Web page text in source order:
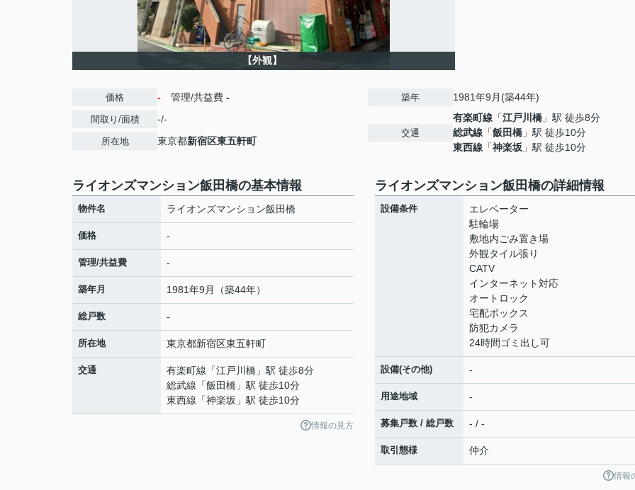
【外観】
価格 - 管理/共益費 -
間取り/面積 -/-
所在地 東京都新宿区東五軒町
築年 1981年9月(築44年)
交通
有楽町線 「江戸川橋 」駅 徒歩8分
総武線 「飯田橋 」駅 徒歩10分
東西線 「神楽坂 」駅 徒歩10分
ライオンズマンション飯田橋の基本情報
物件名 ライオンズマンション飯田橋
価格 -
管理/共益費 -
築年月 1981年9月（築44年）
総戸数 -
所在地 東京都新宿区東五軒町
交通 有楽町線 「江戸川橋 」駅 徒歩8分
総武線 「飯田橋 」駅 徒歩10分
東西線 「神楽坂 」駅 徒歩10分
情報の見方
ライオンズマンション飯田橋の詳細情報
設備条件
エレベーター
駐輪場
敷地内ごみ置き場
外観タイル張り
CATV
インターネット対応
オートロック
宅配ボックス
防犯カメラ
24時間ゴミ出し可
設備(その他) -
用途地域 -
募集戸数 / 総戸数 - / -
取引態様 仲介
情報